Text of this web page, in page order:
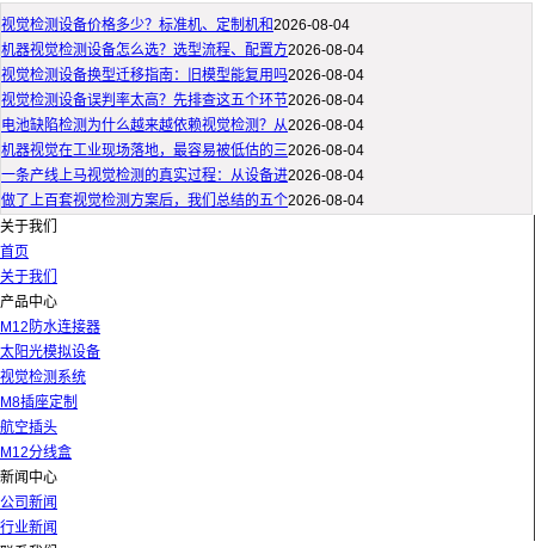
视觉检测设备价格多少？标准机、定制机和2026-08-04
机器视觉检测设备怎么选？选型流程、配置方2026-08-04
视觉检测设备换型迁移指南：旧模型能复用吗2026-08-04
视觉检测设备误判率太高？先排查这五个环节2026-08-04
电池缺陷检测为什么越来越依赖视觉检测？从2026-08-04
机器视觉在工业现场落地，最容易被低估的三2026-08-04
一条产线上马视觉检测的真实过程：从设备进2026-08-04
做了上百套视觉检测方案后，我们总结的五个2026-08-04
关于我们
首页
关于我们
产品中心
M12防水连接器
太阳光模拟设备
视觉检测系统
M8插座定制
航空插头
M12分线盒
新闻中心
公司新闻
行业新闻